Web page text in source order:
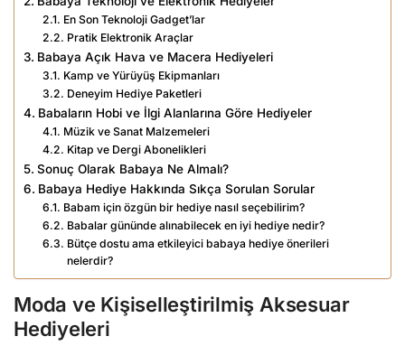
En Son Teknoloji Gadget’lar
Pratik Elektronik Araçlar
Babaya Açık Hava ve Macera Hediyeleri
Kamp ve Yürüyüş Ekipmanları
Deneyim Hediye Paketleri
Babaların Hobi ve İlgi Alanlarına Göre Hediyeler
Müzik ve Sanat Malzemeleri
Kitap ve Dergi Abonelikleri
Sonuç Olarak Babaya Ne Almalı?
Babaya Hediye Hakkında Sıkça Sorulan Sorular
Babam için özgün bir hediye nasıl seçebilirim?
Babalar gününde alınabilecek en iyi hediye nedir?
Bütçe dostu ama etkileyici babaya hediye önerileri
nelerdir?
Moda ve Kişiselleştirilmiş Aksesuar
Hediyeleri